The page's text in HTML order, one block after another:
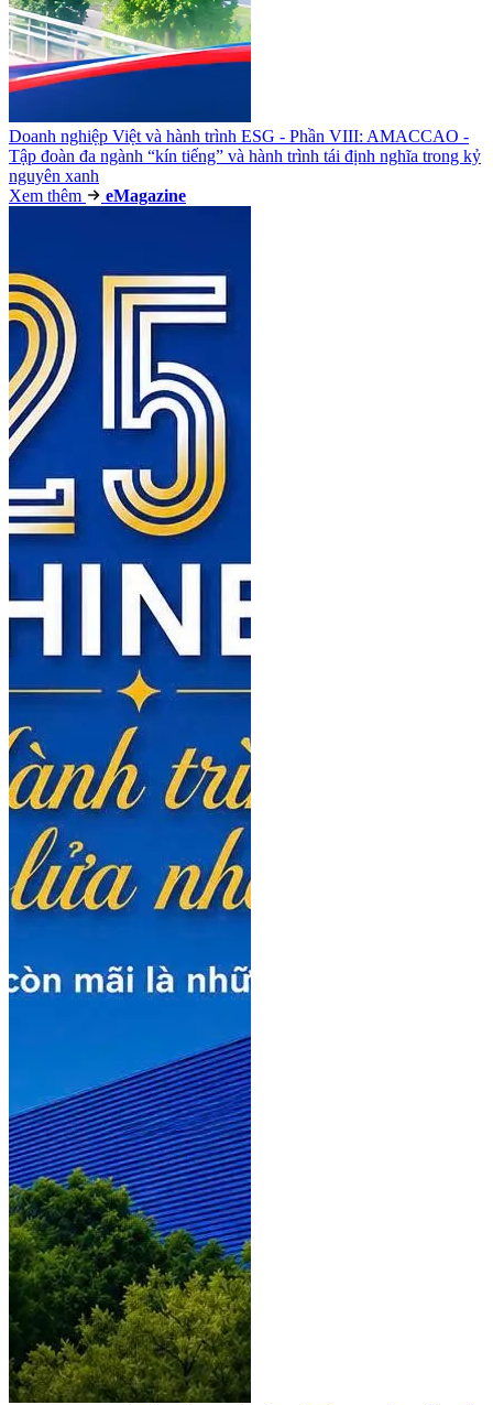
Doanh nghiệp Việt và hành trình ESG - Phần VIII: AMACCAO -
Tập đoàn đa ngành “kín tiếng” và hành trình tái định nghĩa trong kỷ
nguyên xanh
Xem thêm
eMagazine